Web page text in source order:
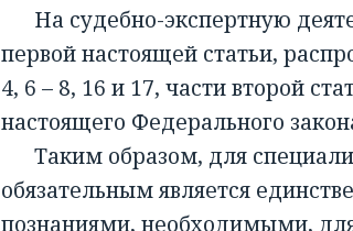
На судебно-экспертную
первой настоящей статьи,
4, 6 – 8, 16 и 17, части второй
настоящего Федерального
Таким образом, для
обязательным является
познаниями, необходимыми,